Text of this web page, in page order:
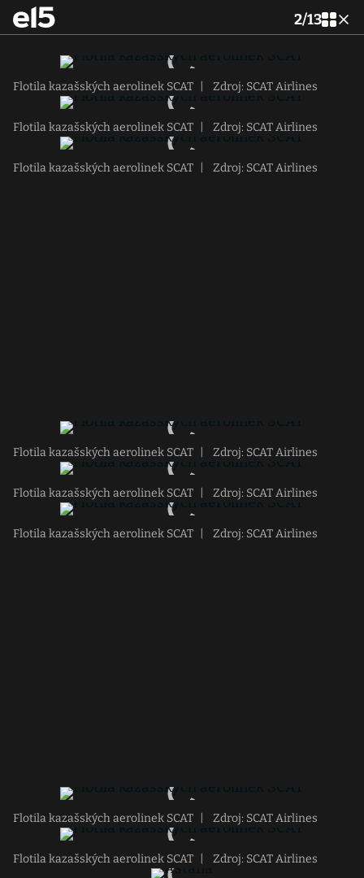
2/13
Flotila kazašských aerolinek SCAT Zdroj: SCAT Airlines
Flotila kazašských aerolinek SCAT Zdroj: SCAT Airlines
Flotila kazašských aerolinek SCAT Zdroj: SCAT Airlines
Flotila kazašských aerolinek SCAT Zdroj: SCAT Airlines
Flotila kazašských aerolinek SCAT Zdroj: SCAT Airlines
Flotila kazašských aerolinek SCAT Zdroj: SCAT Airlines
Flotila kazašských aerolinek SCAT Zdroj: SCAT Airlines
Flotila kazašských aerolinek SCAT Zdroj: SCAT Airlines